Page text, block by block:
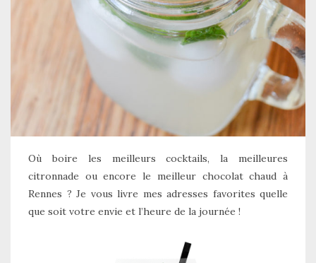
Où boire les meilleurs cocktails, la meilleures
citronnade ou encore le meilleur chocolat chaud à
Rennes ? Je vous livre mes adresses favorites quelle
que soit votre envie et l’heure de la journée !